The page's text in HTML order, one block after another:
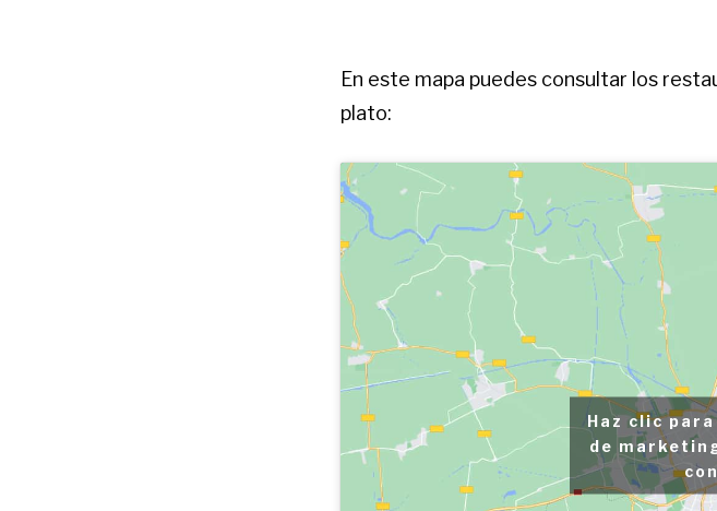
En este mapa puedes consultar los
plato:
Haz clic
de